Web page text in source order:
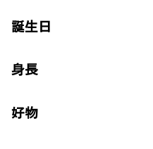
誕生日
身長
好物